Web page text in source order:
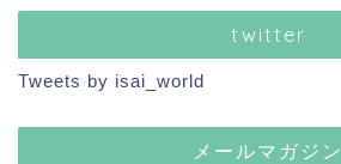
twitter
Tweets by isai_world
メールマガジン